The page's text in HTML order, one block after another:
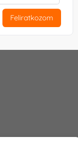
Feliratkozom